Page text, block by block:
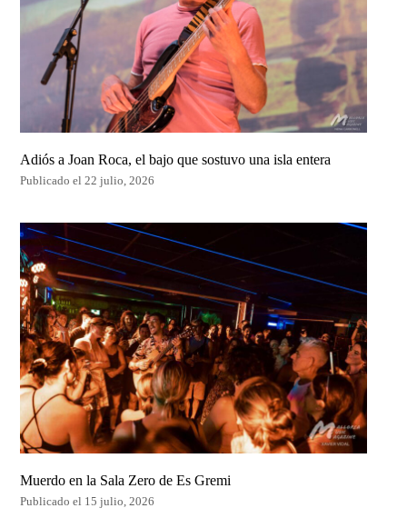
Adiós a Joan Roca, el bajo que sostuvo una isla entera
Publicado el 22 julio, 2026
Muerdo en la Sala Zero de Es Gremi
Publicado el 15 julio, 2026